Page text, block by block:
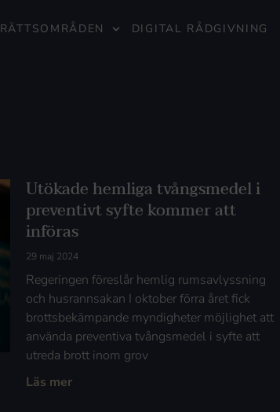
RÄTTSOMRÅDEN DIGITAL RÅDGIVNING
Utökade hemliga tvångsmedel i
preventivt syfte kommer att
införas
29 maj 2024
Regeringen föreslår hemlig rumsavlyssning
och husrannsakan I oktober förra året fick
brottsbekämpande myndigheter möjlighet att
använda preventiva tvångsmedel i syfte att
utreda brott inom grov
Läs mer